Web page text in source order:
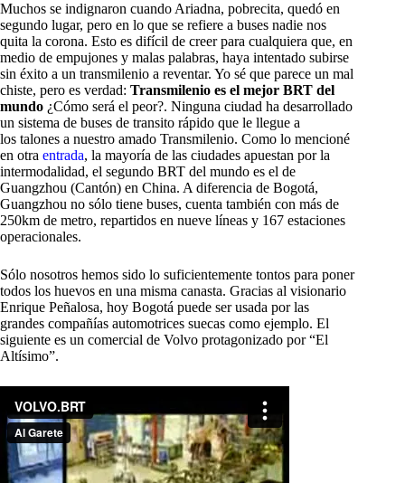
Muchos se indignaron cuando Ariadna, pobrecita, quedó en
segundo lugar, pero en lo que se refiere a buses nadie nos
quita la corona. Esto es difícil de creer para cualquiera que, en
medio de empujones y malas palabras, haya intentado subirse
sin éxito a un transmilenio a reventar. Yo sé que parece un mal
chiste, pero es verdad: Transmilenio es el mejor BRT del
mundo ¿Cómo será el peor?. Ninguna ciudad ha desarrollado
un sistema de buses de transito rápido que le llegue a
los talones a nuestro amado Transmilenio. Como lo mencioné
en otra entrada, la mayoría de las ciudades apuestan por la
intermodalidad, el segundo BRT del mundo es el de
Guangzhou (Cantón) en China. A diferencia de Bogotá,
Guangzhou no sólo tiene buses, cuenta también con más de
250km de metro, repartidos en nueve líneas y 167 estaciones
operacionales.
Sólo nosotros hemos sido lo suficientemente tontos para poner
todos los huevos en una misma canasta. Gracias al visionario
Enrique Peñalosa, hoy Bogotá puede ser usada por las
grandes compañías automotrices suecas como ejemplo. El
siguiente es un comercial de Volvo protagonizado por “El
Altísimo”.